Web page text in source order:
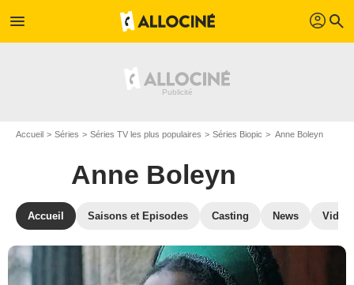
menu profil search
Accueil Séries Séries TV les plus populaires Séries Biopic Anne Boleyn
Anne Boleyn
Accueil Saisons et Episodes Casting News